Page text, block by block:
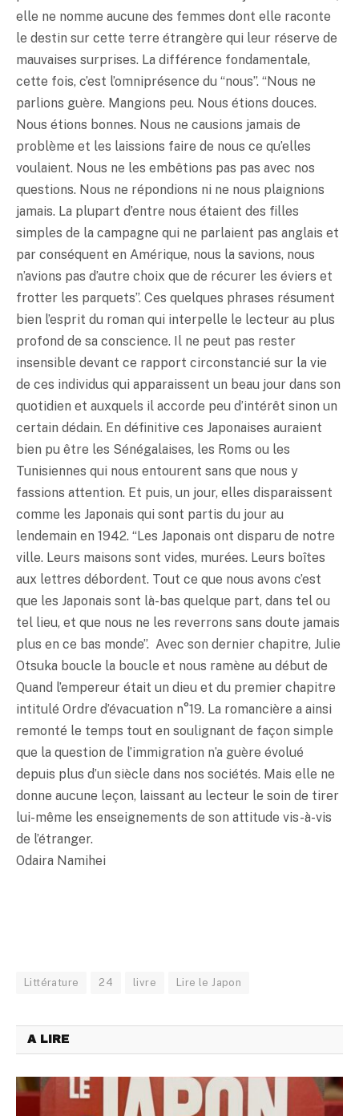
elle ne nomme aucune des femmes dont elle raconte
le destin sur cette terre étrangère qui leur réserve de
mauvaises surprises. La différence fondamentale,
cette fois, c’est l’omniprésence du “nous”. “Nous ne
parlions guère. Mangions peu. Nous étions douces.
Nous étions bonnes. Nous ne causions jamais de
problème et les laissions faire de nous ce qu’elles
voulaient. Nous ne les embêtions pas pas avec nos
questions. Nous ne répondions ni ne nous plaignions
jamais. La plupart d’entre nous étaient des filles
simples de la campagne qui ne parlaient pas anglais et
par conséquent en Amérique, nous la savions, nous
n’avions pas d’autre choix que de récurer les éviers et
frotter les parquets”. Ces quelques phrases résument
bien l’esprit du roman qui interpelle le lecteur au plus
profond de sa conscience. Il ne peut pas rester
insensible devant ce rapport circonstancié sur la vie
de ces individus qui apparaissent un beau jour dans son
quotidien et auxquels il accorde peu d’intérêt sinon un
certain dédain. En définitive ces Japonaises auraient
bien pu être les Sénégalaises, les Roms ou les
Tunisiennes qui nous entourent sans que nous y
fassions attention. Et puis, un jour, elles disparaissent
comme les Japonais qui sont partis du jour au
lendemain en 1942. “Les Japonais ont disparu de notre
ville. Leurs maisons sont vides, murées. Leurs boîtes
aux lettres débordent. Tout ce que nous avons c’est
que les Japonais sont là-bas quelque part, dans tel ou
tel lieu, et que nous ne les reverrons sans doute jamais
plus en ce bas monde”. Avec son dernier chapitre, Julie
Otsuka boucle la boucle et nous ramène au début de
Quand l’empereur était un dieu et du premier chapitre
intitulé Ordre d’évacuation n°19. La romancière a ainsi
remonté le temps tout en soulignant de façon simple
que la question de l’immigration n’a guère évolué
depuis plus d’un siècle dans nos sociétés. Mais elle ne
donne aucune leçon, laissant au lecteur le soin de tirer
lui-même les enseignements de son attitude vis-à-vis
de l’étranger.
Odaira Namihei
Littérature 24 livre Lire le Japon
A LIRE